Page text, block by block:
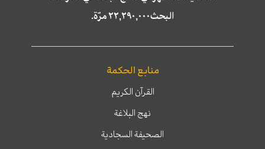
البحث٢٢,٢٩٠,٠٠٠ مرّة.
منابع الحكمة
القرآن الكريم
نهج البلاغة
الصحيفة السجادية